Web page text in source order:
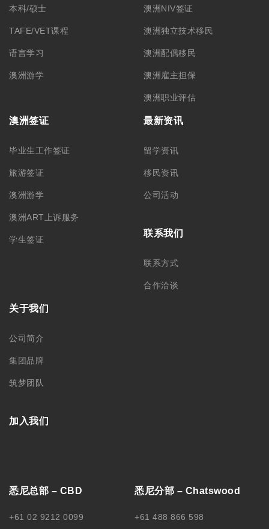
本科/硕士
TAFE/VET课程
语言学习
澳洲游学
澳洲NIV签证
澳洲独立技术移民
澳洲配偶移民
澳洲雇主担保
澳洲职业评估
澳洲签证
毕业生工作签证
旅游签证
澳洲游学
澳洲ART上诉服务
学生签证
最新资讯
留学资讯
移民资讯
公司活动
联系我们
联系方式
合作洽谈
关于我们
公司简介
集团品牌
筑梦团队
加入我们
悉尼总部 – CBD
+61 02 9212 0099
悉尼分部 – Chatswood
+61 488 866 598